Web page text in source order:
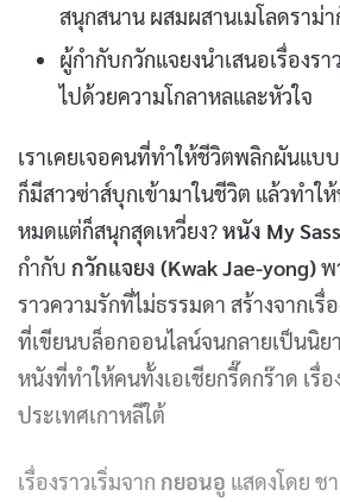
สนุกสนาน ผสมผสานเมโลดราม่
ผู้กำกับกวักแจยงนำเสนอเรื่องรา
ไปด้วยความโกลาหลและหัวใจ
เราเคยเจอคนที่ทำให้ชีวิตพลิกผันแบ
ก็มีสาวซ่าส์บุกเข้ามาในชีวิต แล้วทำใ
หมดแต่ก็สนุกสุดเหวี่ยง?หนัง My
กำกับ กวักแจยง (Kwak Jae-yong)พ
ราวความรักที่ไม่ธรรมดา สร้างจากเรื่
ที่เขียนบล็อกออนไลน์จนกลายเป็นนิย
หนังที่ทำให้คนทั้งเอเชียกรี๊ดกร๊าด เรื่อ
ประเทศเกาหลีใต้
เรื่องราวเริ่มจาก กยอนอู แสดงโดย ช